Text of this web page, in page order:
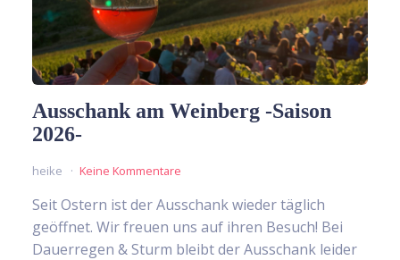
Ausschank am Weinberg -Saison
2026-
heike Keine Kommentare
Seit Ostern ist der Ausschank wieder täglich
geöffnet. Wir freuen uns auf ihren Besuch! Bei
Dauerregen & Sturm bleibt der Ausschank leider